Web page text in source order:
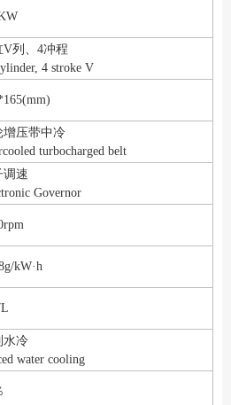
V列、4冲程
4 stroke V
增压带中冷
turbocharged belt
调速
Governor
kW·h
水冷
water cooling